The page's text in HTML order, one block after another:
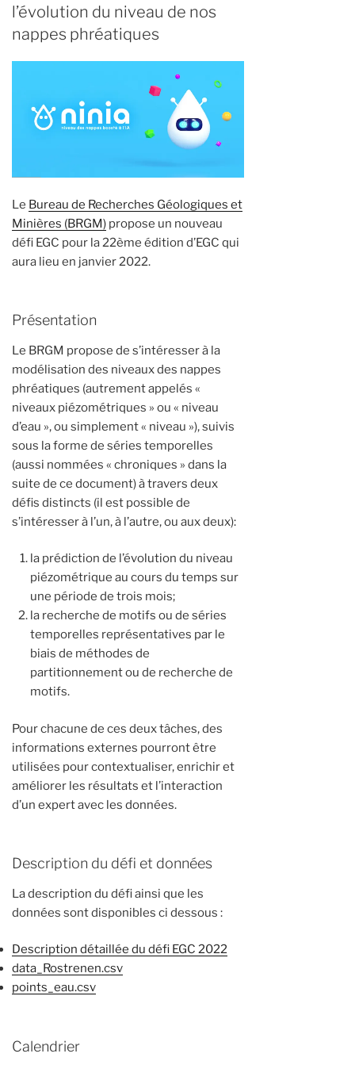
l’évolution du niveau de nos
nappes phréatiques
Le Bureau de Recherches Géologiques et
Minières (BRGM) propose un nouveau
défi EGC pour la 22ème édition d’EGC qui
aura lieu en janvier 2022.
Présentation
Le BRGM propose de s’intéresser à la
modélisation des niveaux des nappes
phréatiques (autrement appelés «
niveaux piézométriques » ou « niveau
d’eau », ou simplement « niveau »), suivis
sous la forme de séries temporelles
(aussi nommées « chroniques » dans la
suite de ce document) à travers deux
défis distincts (il est possible de
s’intéresser à l’un, à l’autre, ou aux deux):
la prédiction de l’évolution du niveau
piézométrique au cours du temps sur
une période de trois mois;
la recherche de motifs ou de séries
temporelles représentatives par le
biais de méthodes de
partitionnement ou de recherche de
motifs.
Pour chacune de ces deux tâches, des
informations externes pourront être
utilisées pour contextualiser, enrichir et
améliorer les résultats et l’interaction
d’un expert avec les données.
Description du défi et données
La description du défi ainsi que les
données sont disponibles ci dessous :
Description détaillée du défi EGC 2022
data_Rostrenen.csv
points_eau.csv
Calendrier